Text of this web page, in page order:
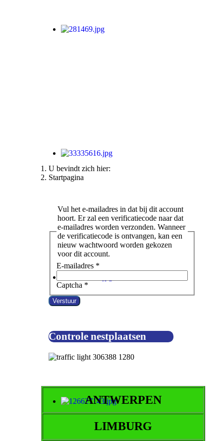
U bevindt zich hier:
Startpagina
Vul het e-mailadres in dat bij dit account
hoort. Er zal een verificatiecode naar dat
e-mailadres worden verzonden. Wanneer
de verificatiecode is ontvangen, kan een
nieuw wachtwoord worden gekozen
voor dit account.
E-mailadres *
Captcha *
Verstuur
Controle nestplaatsen
ANTWERPEN
LIMBURG